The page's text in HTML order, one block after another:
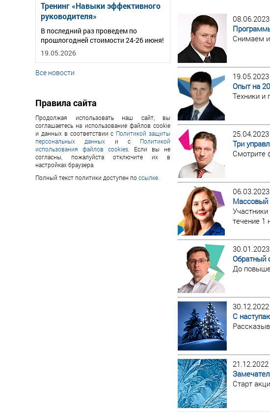
Тренинг «Навыки эффективного
руководителя»
В последний раз проведем по
прошлогодней стоимости 24-26 июня!
19.05.2026
Все новости
Правила сайта
Продолжая использовать наш сайт, вы
соглашаетесь на использование файлов cookie
и данных в соответствии с Политикой защиты
персональных данных и с Политикой
использования файлов cookies . Если вы не
согласны, пожалуйста отключите их в
настройках браузера.
Полный текст политики доступен поссылке
08.06.2023
Снимаем
19.05.2023
Опыт на
Техники и
25.04.2023
Три
Смотрите
06.03.2023
Массовый
течение 1
30.01.2023
Обратный
До
30.12.2022
С
21.12.2022
Старт